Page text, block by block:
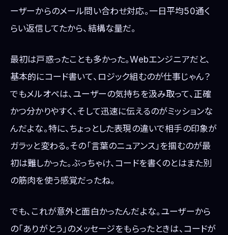
ーザーからのメール問い合わせ対応。一日平均50通く
らい返信してたから、結構な量だ。
最初は戸惑ったことも多かった。Webエンジニアだと、
基本的にコード書いて、ロジック組むのが仕事じゃん？
でもメルオペは、ユーザーの気持ちを汲み取って、正確
かつ分かりやすく、そして迅速に伝えるのがミッションな
んだよな。特に、ちょっとした表現の違いで相手の印象が
ガラッと変わる。その「言葉のニュアンス」を掴むのが最
初は難しかった。ぶっちゃけ、コードを書くのとはまた別
の筋肉を使う感覚だったね。
でも、これが意外と面白かったんだよな。ユーザーから
の「ありがとう」のメッセージをもらったときは、コードが